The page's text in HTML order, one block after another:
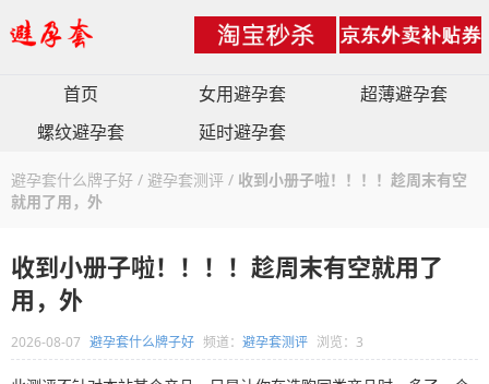
首页 女用避孕套
超薄避孕套
螺纹避孕套
延时避孕套
避孕套什么牌子好 / 避孕套测评 / 收到小册子啦！！！！趁周末有空
就用了用，外
收到小册子啦！！！！趁周末有空就用了
用，外
2026-08-07 避孕套什么牌子好 频道： 避孕套测评 浏览：3